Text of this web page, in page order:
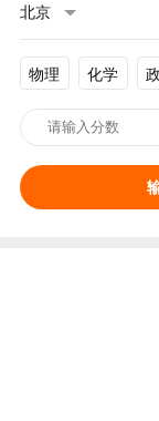
北京
物理 化学